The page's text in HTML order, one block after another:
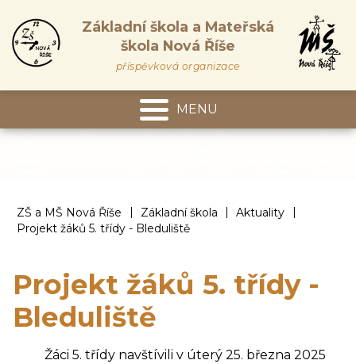
Základní škola a Mateřská
škola Nová Říše
příspěvková organizace
MENU
ZŠ a MŠ Nová Říše | Základní škola | Aktuality
|
Projekt žáků 5. třídy - Bleduliště
Projekt žáků 5. třídy -
Bleduliště
Žáci 5. třídy navštívili v úterý 25. března 2025